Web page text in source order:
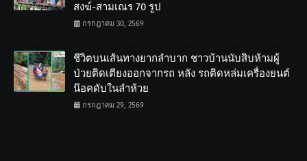
สงฆ์-สามเณร 70 รูป
กรกฎาคม 30, 2569
ชีวิตบนเส้นทางยากลำบาก ชาวบ้านนับสิบห้ามผู้
ป่วยติดเตียงออกจากรถ หลัง รถติดหล่มเครื่องยนต์
น๊อคดับในลำห้วย
กรกฎาคม 29, 2569